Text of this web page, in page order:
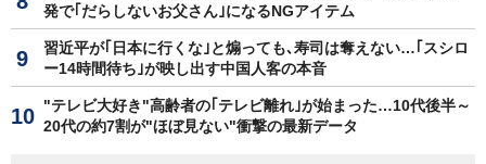
発で｢だらしないお父さん｣になるNGアイテム
習近平が｢日本に行くな｣と煽っても､寿司は奪えない…｢スシロ
ー14時間待ち｣が映し出す中国人客の本音
"テレビ大好き"高齢者の｢テレビ離れ｣が始まった…10代後半～
20代の約7割が"ほぼ見ない"衝撃の最新データ